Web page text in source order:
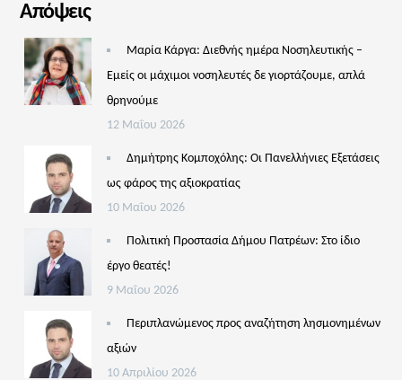
Απόψεις
Μαρία Κάργα: Διεθνής ημέρα Νοσηλευτικής –
Εμείς οι μάχιμοι νοσηλευτές δε γιορτάζουμε, απλά
θρηνούμε
12 Μαΐου 2026
Δημήτρης Κομποχόλης: Οι Πανελλήνιες Εξετάσεις
ως φάρος της αξιοκρατίας
10 Μαΐου 2026
Πολιτική Προστασία Δήμου Πατρέων: Στο ίδιο
έργο θεατές!
9 Μαΐου 2026
Περιπλανώμενος προς αναζήτηση λησμονημένων
αξιών
10 Απριλίου 2026